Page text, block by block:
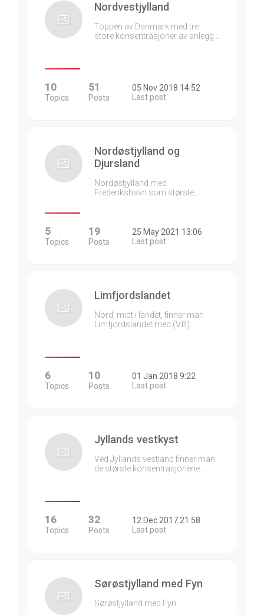
Nordvestjylland
Toppen av Danmark med tre
store konsentrasjoner av anlegg…
10
Topics
51
Posts
05 Nov 2018 14:52
Last post
Nordøstjylland og
Djursland
Nordøstjylland med
Frederikshavn som største…
5
Topics
19
Posts
25 May 2021 13:06
Last post
Limfjordslandet
Nord, midt i landet, finner man
Limfjordslandet med (V.B)…
6
Topics
10
Posts
01 Jan 2018 9:22
Last post
Jyllands vestkyst
Ved Jyllands vestland finner man
de største konsentrasjonene…
16
Topics
32
Posts
12 Dec 2017 21:58
Last post
Sørøstjylland med Fyn
Sørøstjylland med Fyn